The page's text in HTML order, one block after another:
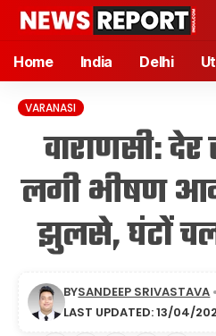
Home India Delhi
VARANASI
वाराणसी:
लगी भीषण आग
झुलसे, घंटों
LAST UPDATED: 13/04/
BYSANDEEP SRIVASTAVA